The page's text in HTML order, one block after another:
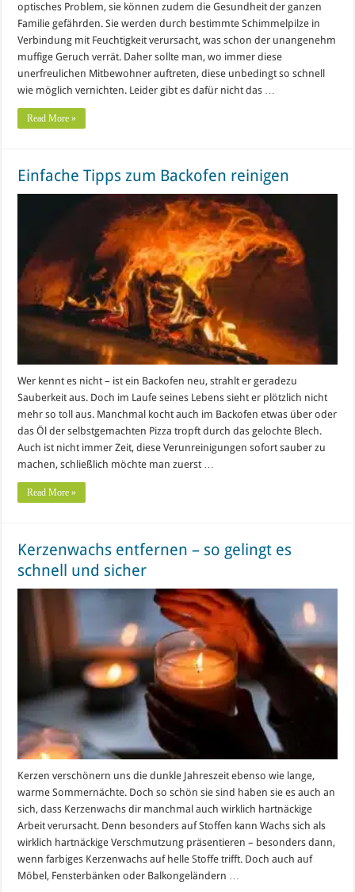
optisches Problem, sie können zudem die Gesundheit der ganzen
Familie gefährden. Sie werden durch bestimmte Schimmelpilze in
Verbindung mit Feuchtigkeit verursacht, was schon der unangenehm
muffige Geruch verrät. Daher sollte man, wo immer diese
unerfreulichen Mitbewohner auftreten, diese unbedingt so schnell
wie möglich vernichten. Leider gibt es dafür nicht das …
Read More »
Einfache Tipps zum Backofen reinigen
Wer kennt es nicht – ist ein Backofen neu, strahlt er geradezu
Sauberkeit aus. Doch im Laufe seines Lebens sieht er plötzlich nicht
mehr so toll aus. Manchmal kocht auch im Backofen etwas über oder
das Öl der selbstgemachten Pizza tropft durch das gelochte Blech.
Auch ist nicht immer Zeit, diese Verunreinigungen sofort sauber zu
machen, schließlich möchte man zuerst …
Read More »
Kerzenwachs entfernen – so gelingt es
schnell und sicher
Kerzen verschönern uns die dunkle Jahreszeit ebenso wie lange,
warme Sommernächte. Doch so schön sie sind haben sie es auch an
sich, dass Kerzenwachs dir manchmal auch wirklich hartnäckige
Arbeit verursacht. Denn besonders auf Stoffen kann Wachs sich als
wirklich hartnäckige Verschmutzung präsentieren – besonders dann,
wenn farbiges Kerzenwachs auf helle Stoffe trifft. Doch auch auf
Möbel, Fensterbänken oder Balkongeländern …